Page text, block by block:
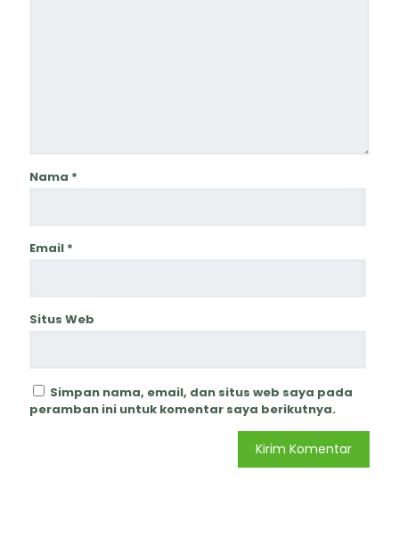
Nama *
Email *
Situs Web
Simpan nama, email, dan situs web saya pada
peramban ini untuk komentar saya berikutnya.